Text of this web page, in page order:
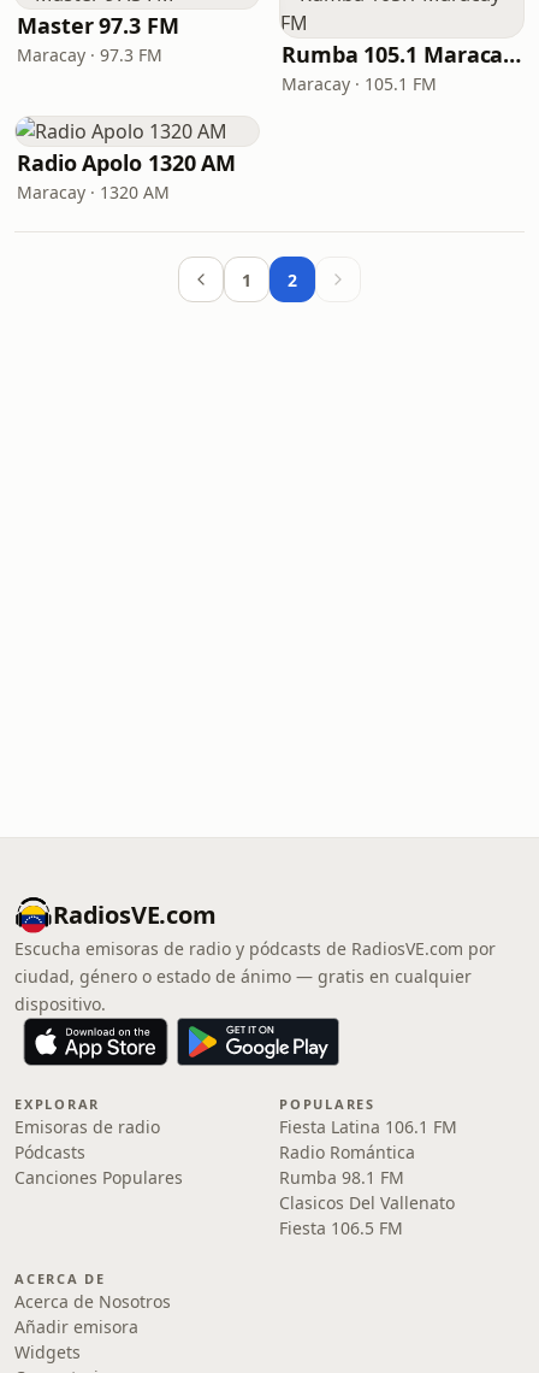
Master 97.3 FM
Maracay · 97.3 FM Rumba 105.1 Maracay FM
Maracay · 105.1 FM
Radio Apolo 1320 AM
Maracay · 1320 AM
1 2
RadiosVE.com
Escucha emisoras de radio y pódcasts de RadiosVE.com por
ciudad, género o estado de ánimo — gratis en cualquier
dispositivo.
EXPLORAR
Emisoras de radio
Pódcasts
Canciones Populares
POPULARES
Fiesta Latina 106.1 FM
Radio Romántica
Rumba 98.1 FM
Clasicos Del Vallenato
Fiesta 106.5 FM
ACERCA DE
Acerca de Nosotros
Añadir emisora
Widgets